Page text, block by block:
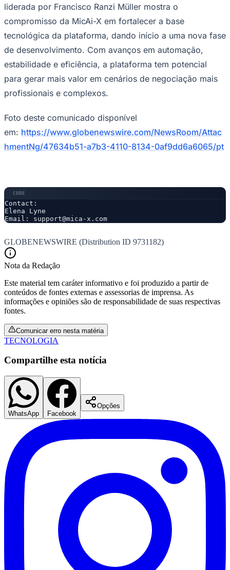
Corinthians
liderada por Francisco Ranzi Müller mostra o
compromisso da MicAi-X em fortalecer a base
tecnológica da plataforma, dando início a uma nova fase
de desenvolvimento. Com avanços em automação,
estabilidade e eficiência, a plataforma tem potencial
para gerar mais valor em cenários de negociação mais
profissionais e complexos.
Foto deste comunicado disponível
em: https://www.globenewswire.com/NewsRoom/Attac
hmentNg/47634b51-a7b3-4110-8134-0af9dd6a6065/pt
Contact:
Elena Lyne
Email: support@mica-x.com
GLOBENEWSWIRE (Distribution ID 9731182)
Nota da Redação
Este material tem caráter informativo e foi produzido a partir de
conteúdos de fontes externas e assessorias de imprensa. As
informações e opiniões são de responsabilidade de suas respectivas
fontes.
Comunicar erro nesta matéria
TECNOLOGIA
Compartilhe esta notícia
WhatsApp Facebook
Opções